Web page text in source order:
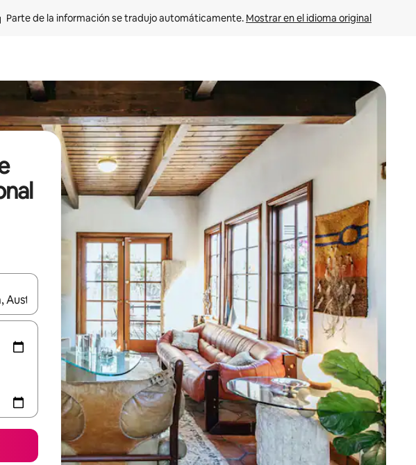
Parte de la información se tradujo automáticamente. Mostrar en el idioma original
con las teclas de flecha hacia arriba y hacia abajo o explora con el tacto o desliza el dedo.